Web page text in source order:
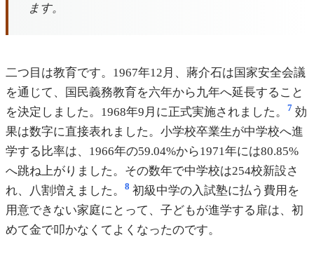
ます。
二つ目は教育です。1967年12月、蔣介石は国家安全会議
を通じて、国民義務教育を六年から九年へ延長すること
を決定しました。1968年9月に正式実施されました。
7 効
果は数字に直接表れました。小学校卒業生が中学校へ進
学する比率は、1966年の59.04%から1971年には80.85%
へ跳ね上がりました。その数年で中学校は254校新設さ
れ、八割増えました。
8 初級中学の入試塾に払う費用を
用意できない家庭にとって、子どもが進学する扉は、初
めて金で叩かなくてよくなったのです。